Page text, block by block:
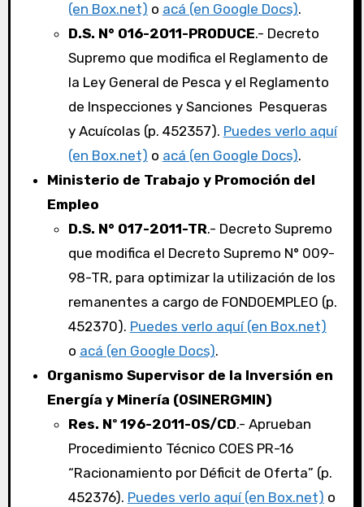
(en Box.net) o acá (en Google Docs).
D.S. N° 016-2011-PRODUCE.- Decreto
Supremo que modifica el Reglamento de
la Ley General de Pesca y el Reglamento
de Inspecciones y Sanciones Pesqueras
y Acuícolas (p. 452357). Puedes verlo aquí
(en Box.net) o acá (en Google Docs).
Ministerio de Trabajo y Promoción del
Empleo
D.S. N° 017-2011-TR.- Decreto Supremo
que modifica el Decreto Supremo N° 009-
98-TR, para optimizar la utilización de los
remanentes a cargo de FONDOEMPLEO (p.
452370). Puedes verlo aquí (en Box.net)
o acá (en Google Docs).
Organismo Supervisor de la Inversión en
Energía y Minería (OSINERGMIN)
Res. Nº 196-2011-OS/CD.- Aprueban
Procedimiento Técnico COES PR-16
“Racionamiento por Déficit de Oferta” (p.
452376). Puedes verlo aquí (en Box.net) o